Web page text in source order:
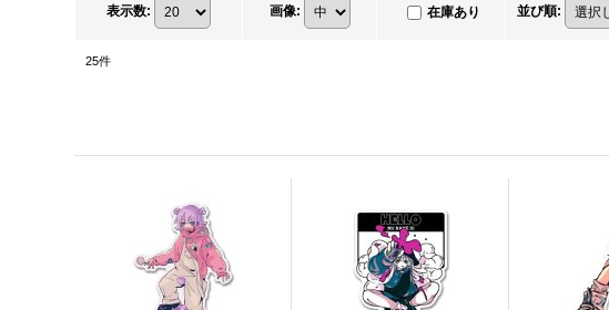
表示数: 画像: 在庫あり 並び順:
25件